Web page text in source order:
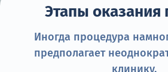
Этапы
Иногда процедура
предполагает
клинику.